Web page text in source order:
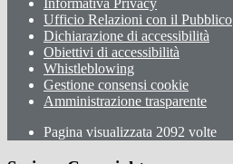
Informativa Privacy
Ufficio Relazioni con il Pubblico
Dichiarazione di accessibilità
Obiettivi di accessibilità
Whistleblowing
Gestione consensi cookie
Amministrazione trasparente
Pagina visualizzata 2092 volte